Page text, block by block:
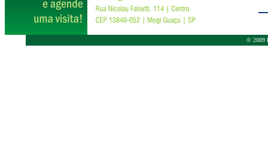
© 2009